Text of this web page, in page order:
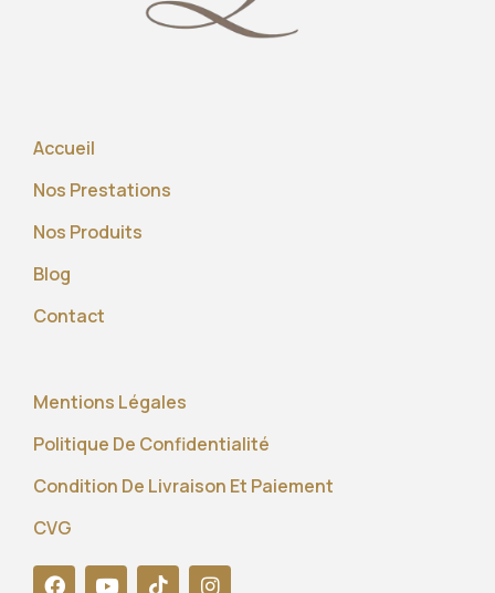
Accueil
Nos Prestations
Nos Produits
Blog
Contact
Mentions Légales
Politique De Confidentialité
Condition De Livraison Et Paiement
CVG